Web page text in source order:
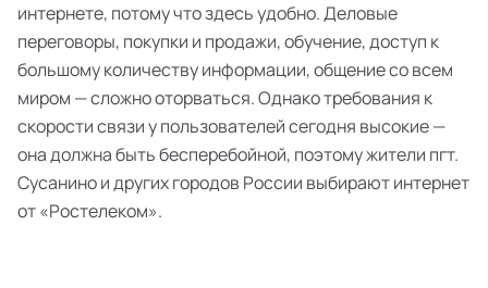
интернете, потому что здесь удобно. Деловые
переговоры, покупки и продажи, обучение, доступ к
большому количеству информации, общение со всем
миром — сложно оторваться. Однако требования к
скорости связи у пользователей сегодня высокие —
она должна быть бесперебойной, поэтому жители пгт.
Сусанино и других городов России выбирают интернет
от «Ростелеком».